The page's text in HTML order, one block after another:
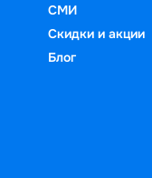
СМИ
Скидки и акции
Блог